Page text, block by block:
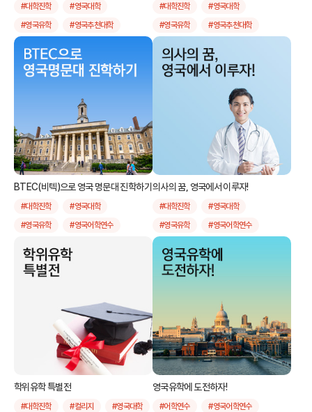
#명문예술대학
#명문미술대학
#아트스쿨
#디자인스쿨
#순수미술
#인테리어디자인
#회화
#패션디자인
#순수미술
#응용미술
#자동차디자인
#사진디자인
#패션머천다이징
#쥬얼리디자인
#상품디자인
#애니메이션
#애니매이션
#컴퓨터아트
#광고디자인
#포트폴리오
#미술대학
#대학진학
#영국대학
#영국유학
#영국추천대학
#영국약사
#대학진학
#영국대학
#영국유학
#영국추천대학
#스포츠에이전트
BTEC(비텍)으로 영국 명문대 진학하기
#대학진학
#영국대학
#영국유학
#영국어학연수
의사의 꿈, 영국에서 이루자!
#대학진학
#영국대학
#영국유학
#영국어학연수
#영국의대유학
학위유학 특별전
#대학진학 #컬리지
#영국대학
영국유학에 도전하자!
#어학연수 #영국어학연수